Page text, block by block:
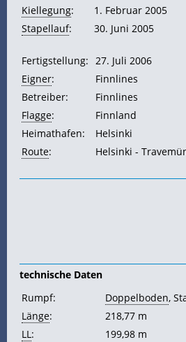
Kiellegung:
1. Februar 2005
Stapellauf: 30. Juni 2005
Fertigstellung: 27. Juli 2006
Eigner:
Finnlines
Betreiber:
Finnlines
Flagge:
Finnland
Heimathafen:
Helsinki
Route: Helsinki -
technische Daten
Rumpf:
Doppelboden,
Länge:
218,77 m
LL:
199,98 m